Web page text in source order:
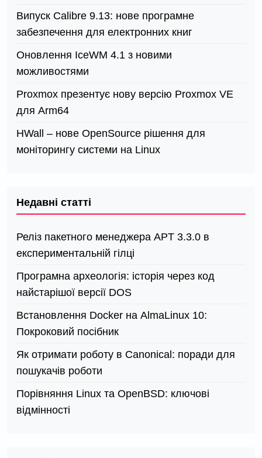
Випуск Calibre 9.13: нове програмне
забезпечення для електронних книг
Оновлення IceWM 4.1 з новими
можливостями
Proxmox презентує нову версію Proxmox VE
для Arm64
HWall – нове OpenSource рішення для
моніторингу системи на Linux
Недавні статті
Реліз пакетного менеджера APT 3.3.0 в
експериментальній гілці
Програмна археологія: історія через код
найстарішої версії DOS
Встановлення Docker на AlmaLinux 10:
Покроковий посібник
Як отримати роботу в Canonical: поради для
пошукачів роботи
Порівняння Linux та OpenBSD: ключові
відмінності